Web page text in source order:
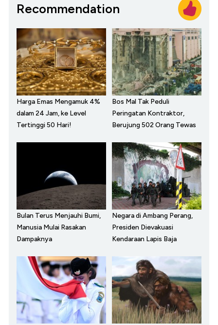
Recommendation
Harga Emas Mengamuk 4%
dalam 24 Jam, ke Level
Tertinggi 50 Hari!
Bos Mal Tak Peduli
Peringatan Kontraktor,
Berujung 502 Orang Tewas
Bulan Terus Menjauhi Bumi,
Manusia Mulai Rasakan
Dampaknya
Negara di Ambang Perang,
Presiden Dievakuasi
Kendaraan Lapis Baja